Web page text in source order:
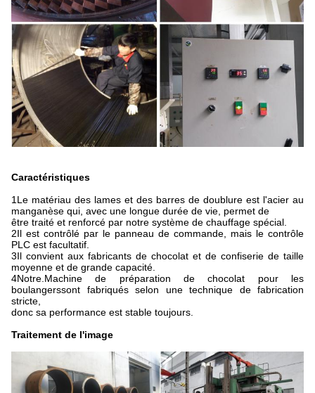
Caractéristiques
1Le matériau des lames et des barres de doublure est l'acier au
manganèse qui, avec une longue durée de vie, permet de
être traité et renforcé par notre système de chauffage spécial.
2Il est contrôlé par le panneau de commande, mais le contrôle
PLC est facultatif.
3Il convient aux fabricants de chocolat et de confiserie de taille
moyenne et de grande capacité.
4Notre.Machine de préparation de chocolat pour les
boulangerssont fabriqués selon une technique de fabrication
stricte,
donc sa performance est stable toujours.
Traitement de l'image